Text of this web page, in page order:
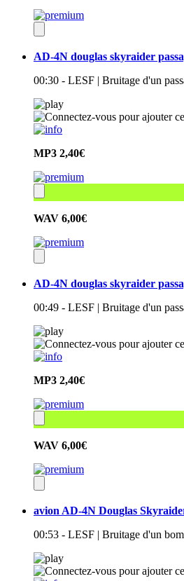
AD-4N douglas skyraider
00:30 - LESF | Bruitage d'un
MP3 2,40€
WAV 6,00€
AD-4N douglas skyraider
00:49 - LESF | Bruitage d'un
MP3 2,40€
WAV 6,00€
avion AD-4N Douglas
00:53 - LESF | Bruitage d'un